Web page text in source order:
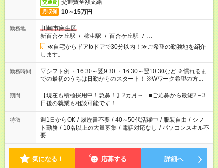
交通費 交通費全額支給
月収例 10～15万円
勤務地
川崎市麻生区
新百合ケ丘駅 / 柿生駅 / 百合ケ丘駅 / …
≪自宅からドアtoドアで30分以内！≫ご希望の勤務地を紹介
します。
勤務時間
▽シフト例 ・16:30～翌9:30 ・16:30～翌10:30など ※慣れるま
での最初のうちは日勤からのスタート！ ※Wワーク希望の方へ
今ご覧のお仕事で希望する勤務時間と、もう1つのお仕事の勤務
時間。 合計で週40時間を超える場合は応募できません。
期間
【現在も積極採用中！急募！】2カ月～ ■ご応募から最短2～3
日後の就業も相談可能です！
特徴 週1日からOK / 履歴書不要 / 40～50代活躍中 / 服装自由 / シフ
ト勤務 / 10名以上の大量募集 / 電話対応なし / パソコンスキル不
要
気になる！ 応募する 詳細へ